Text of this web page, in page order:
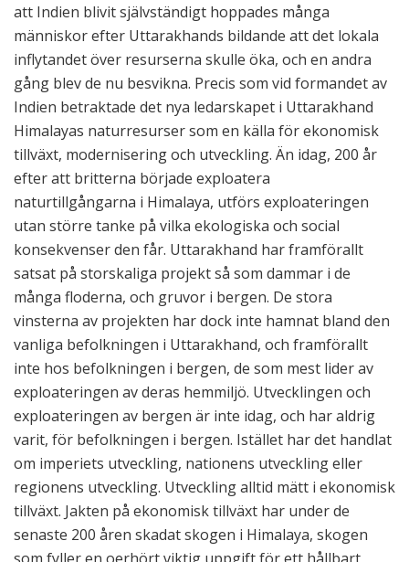
att Indien blivit självständigt hoppades många
människor efter Uttarakhands bildande att det lokala
inflytandet över resurserna skulle öka, och en andra
gång blev de nu besvikna. Precis som vid formandet av
Indien betraktade det nya ledarskapet i Uttarakhand
Himalayas naturresurser som en källa för ekonomisk
tillväxt, modernisering och utveckling. Än idag, 200 år
efter att britterna började exploatera
naturtillgångarna i Himalaya, utförs exploateringen
utan större tanke på vilka ekologiska och social
konsekvenser den får. Uttarakhand har framförallt
satsat på storskaliga projekt så som dammar i de
många floderna, och gruvor i bergen. De stora
vinsterna av projekten har dock inte hamnat bland den
vanliga befolkningen i Uttarakhand, och framförallt
inte hos befolkningen i bergen, de som mest lider av
exploateringen av deras hemmiljö. Utvecklingen och
exploateringen av bergen är inte idag, och har aldrig
varit, för befolkningen i bergen. Istället har det handlat
om imperiets utveckling, nationens utveckling eller
regionens utveckling. Utveckling alltid mätt i ekonomisk
tillväxt. Jakten på ekonomisk tillväxt har under de
senaste 200 åren skadat skogen i Himalaya, skogen